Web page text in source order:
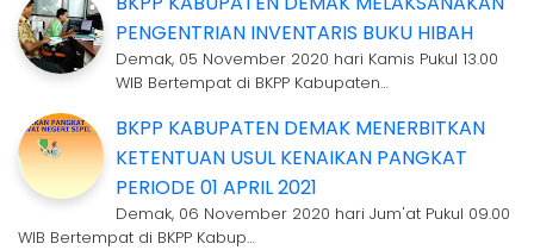
PENGENTRIAN INVENTARIS BUKU HIBAH
Demak, 05 November 2020 hari Kamis Pukul 13.00
WIB Bertempat di BKPP Kabupaten…
BKPP KABUPATEN DEMAK MENERBITKAN
KETENTUAN USUL KENAIKAN PANGKAT
PERIODE 01 APRIL 2021
Demak, 06 November 2020 hari Jum'at Pukul 09.00
WIB Bertempat di BKPP Kabup…